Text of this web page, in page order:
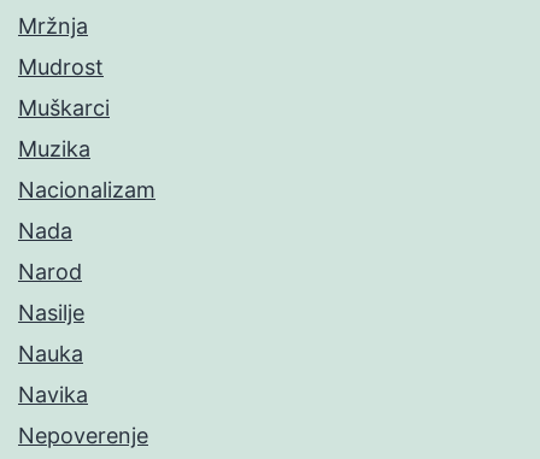
Mržnja
Mudrost
Muškarci
Muzika
Nacionalizam
Nada
Narod
Nasilje
Nauka
Navika
Nepoverenje